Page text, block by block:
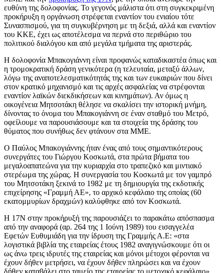
ευθύνη της δολοφονίας. Το γεγονός μάλιστα ότι στη συγκεκριμένη
προκήρυξη η οργάνωση στρέφεται εναντίον του ενιαίου τότε
Συνασπισμού, για τη συγκυβέρνηση με τη δεξιά, αλλά και εναντίον
του ΚΚΕ, έχει ως αποτέλεσμα να περνά στο περιθώριο του
πολιτικού διαλόγου και από μεγάλα τμήματα της αριστεράς.
Η δολοφονία Μπακογιάννη είναι προφανώς καταδικαστέα όπως και
η τρομοκρατική δράση γενικότερα (η τελευταία, μεταξύ άλλων,
λόγω της αναποτελεσματικότητάς της και των ευκαιριών που δίνει
στον κρατικό μηχανισμό και τις αρχές ασφαλείας να στρέφονται
εναντίον λαϊκών διεκδικήσεων και κινημάτων). Αν όμως η
οικογένεια Μητσοτάκη θέλησε να σκαλίσει την ιστορική μνήμη,
δίνοντας το όνομα του Μπακογιάννη σε έναν σταθμό του Μετρό,
οφείλουμε να παρουσιάσουμε και τα στοιχεία της δράσης του
θύματος που συνήθως δεν φτάνουν στα ΜΜΕ.
O Παύλος Μπακογιάννης ήταν ένας από τους σημαντικότερους
συνεργάτες του Γιώργου Κοσκωτά, στα πρώτα βήματα του
μεγαλοαπατεώνα για την κυριαρχία στο τραπεζικό και μιντιακό
στερέωμα της χώρας. Η συνεργασία του Κοσκωτά με τον γαμπρό
του Μητσοτάκη ξεκινά το 1982 με τη δημιουργία της εκδοτικής
επιχείρησης «Γραμμή ΑΕ», το αρχικό κεφάλαιο της οποίας (60
εκατομμυρίων δραχμών) καλύφθηκε από τον Κοσκωτά.
Η 17Ν στην προκήρυξή της παρουσιάζει το παρακάτω απόσπασμα
από την αναφορά (αρ. 264 της 1 Ιούνη 1989) του εισαγγελέα
Εφετών Ευθυμιάδη για την ίδρυση της Γραμμής Α.Ε: «στα
λογιστικά βιβλία της εταιρείας έτους 1982 αναγιγνώσκουμε ότι οι
ως άνω τρεις ιδρυτές της εταιρείας και μόνοι μέτοχοι φέρονται να
έχουν δήθεν μετρήσει, να έχουν δήθεν πληρώσει και να έχουν
δήθεν καταβάλει στο ταμείο της εταιρείας το μετοχικό κεφάλαιο»,